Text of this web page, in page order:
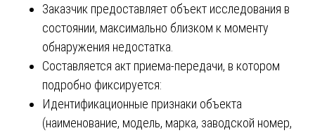
Заказчик предоставляет объект исследования в
состоянии, максимально близком к моменту
обнаружения недостатка.
Составляется акт приема-передачи, в котором
подробно фиксируется:
Идентификационные признаки объекта
(наименование, модель, марка, заводской номер,